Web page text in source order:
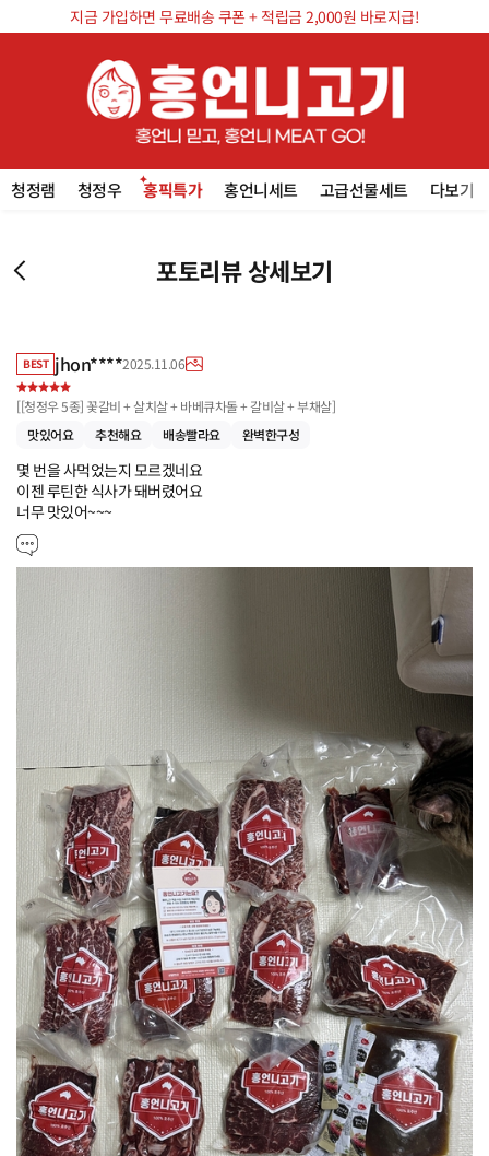
지금 가입하면 무료배송 쿠폰 + 적립금 2,000원 바로지급!
청정램 청정우 홍픽특가 홍언니세트 고급선물세트 다보기
포토리뷰 상세보기
BEST jhon****2025.11.06
[[청정우 5종] 꽃갈비 + 살치살 + 바베큐차돌 + 갈비살 + 부채살]
맛있어요
추천해요 배송빨라요 완벽한구성
몇 번을 사먹었는지 모르겠네요
이젠 루틴한 식사가 돼버렸어요
너무 맛있어~~~